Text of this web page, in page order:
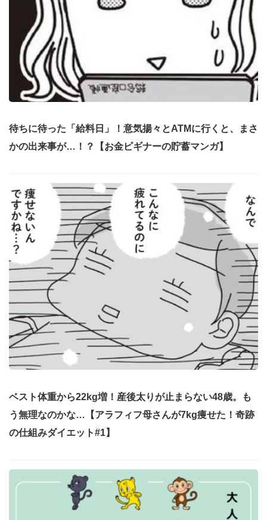
待ちに待った「給料日」！意気揚々とATMに行くと、まさ
かの出来事が…！？【お金ビギナーの貯蓄マンガ】
ベスト体重から22kg増！産後太りが止まらない48歳。も
う無理なのかな…【アラフィフ母さんが7kg痩せた！奇跡
の仕組みダイエット#1】